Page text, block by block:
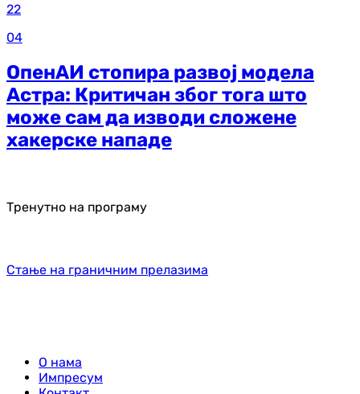
22
04
ОпенАИ стопира развој модела
Астра: Критичан због тога што
може сам да изводи сложене
хакерске нападе
Тренутно на програму
Стање на граничним прелазима
О нама
Импресум